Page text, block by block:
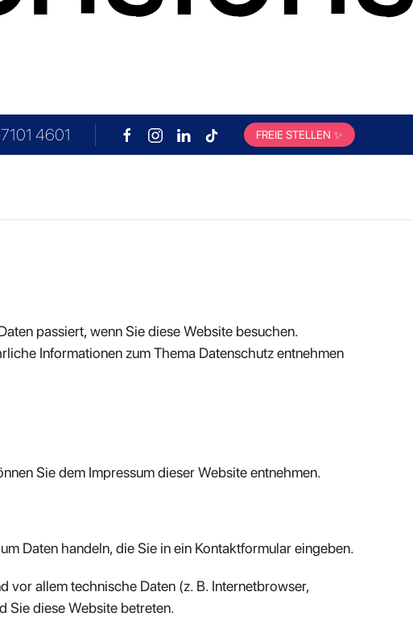
immer am letzten Samstag im Monat
4601 FREIE STELLEN ✨
passiert, wenn Sie diese Website besuchen.
Informationen zum Thema Datenschutz entnehmen
Sie dem Impressum dieser Website entnehmen.
Daten handeln, die Sie in ein Kontaktformular eingeben.
vor allem technische Daten (z. B. Internetbrowser,
Sie diese Website betreten.